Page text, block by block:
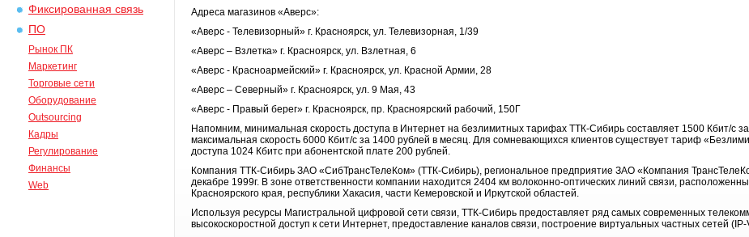
Фиксированная связь
ПО
Рынок ПК
Маркетинг
Торговые сети
Оборудование
Outsourcing
Кадры
Регулирование
Финансы
Web
Адреса магазинов «Аверс»:
«Аверс - Телевизорный» г. Красноярск, ул. Телевизорная, 1/39
«Аверс – Взлетка» г. Красноярск, ул. Взлетная, 6
«Аверс - Красноармейский» г. Красноярск, ул. Красной Армии, 28
«Аверс – Северный» г. Красноярск, ул. 9 Мая, 43
«Аверс - Правый берег» г. Красноярск, пр. Красноярский рабочий, 150Г
Напомним, минимальная скорость доступа в Интернет на безлимитных тарифах ТТК-Сибирь составляет 1500 Кбит/с
максимальная скорость 6000 Кбит/с за 1400 рублей в месяц. Для сомневающихся клиентов существует тариф
доступа 1024 Кбитс при абонентской плате 200 рублей.
Компания ТТК-Сибирь ЗАО «СибТрансТелеКом» (ТТК-Сибирь), региональное предприятие ЗАО «Компания
декабре 1999г. В зоне ответственности компании находится 2404 км волоконно-оптических линий связи,
Красноярского края, республики Хакасия, части Кемеровской и Иркутской областей.
Используя ресурсы Магистральной цифровой сети связи, ТТК-Сибирь предоставляет ряд самых современных
высокоскоростной доступ к сети Интернет, предоставление каналов связи, построение виртуальных частных сетей